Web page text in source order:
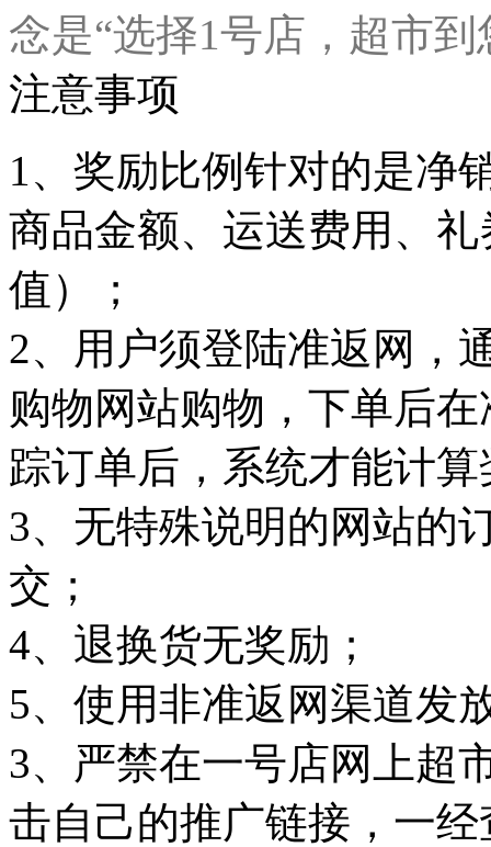
念是“选择1号店，超市到
注意事项
1、奖励比例针对的是净
商品金额、运送费用、
值）；
2、用户须登陆准返网，
购物网站购物，下单后
踪订单后，系统才能计算
3、无特殊说明的网站的
交；
4、退换货无奖励；
5、使用非准返网渠道发
3、严禁在一号店网上超
击自己的推广链接，一